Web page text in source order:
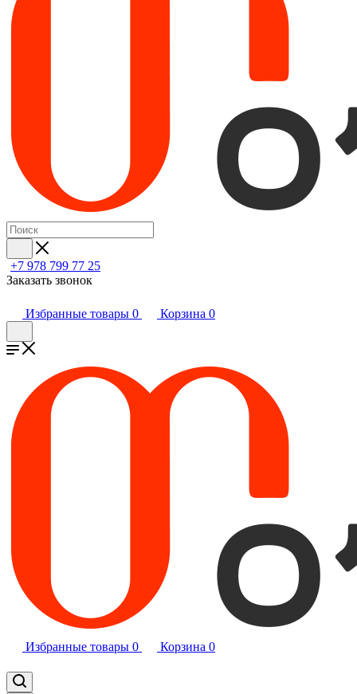
+7 978 799 77 25
Заказать звонок
Избранные товары 0 Корзина 0
Избранные товары 0 Корзина 0